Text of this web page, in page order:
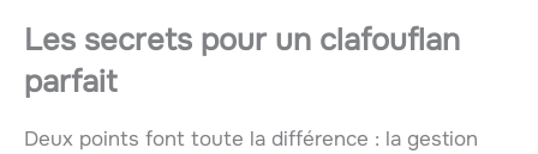
Les secrets pour un clafouflan
parfait
Deux points font toute la différence : la gestion